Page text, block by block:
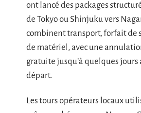
ont lancé des packages
de Tokyo ou Shinjuku vers
combinent transport, forfait de
de matériel, avec une
gratuite jusqu’à quelques jours
départ.
Les tours opérateurs locaux